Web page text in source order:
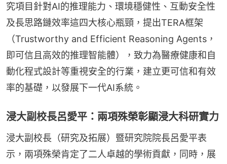
究項目針對AI的推理能力、環境穩健性、互動安全性
及長思路鏈效率這四大核心瓶頸，提出TERA框架
（Trustworthy and Efficient Reasoning Agents，
即可信且高效的推理智能體），致力為醫療健康和自
動化程式設計等重視安全的行業，建立更可信和有效
率的基礎，以發展下一代AI系統。
浸大副校長呂愛平：兩項殊榮彰顯浸大科研實力
浸大副校長（研究及拓展）暨研究院院長呂愛平表
示，兩項殊榮肯定了二人卓越的學術貢獻，同時，展